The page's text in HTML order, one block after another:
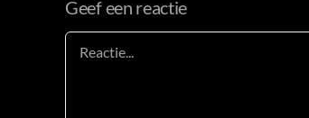
Geef een reactie
Reactie